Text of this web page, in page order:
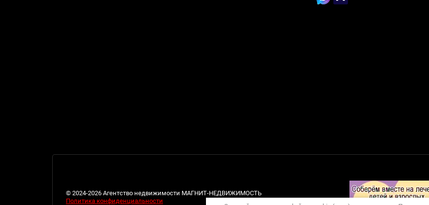
© 2024-2026 Агентство недвижимости МАГНИТ-НЕДВИЖИМОСТЬ
Политика конфиденциальности